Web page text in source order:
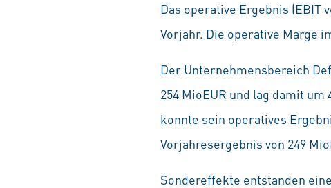
Das operative Ergebnis (EBIT
Vorjahr. Die operative Marge
Der Unternehmensbereich
254 MioEUR und lag damit
konnte sein operatives
Vorjahresergebnis von 249
Sondereffekte entstanden